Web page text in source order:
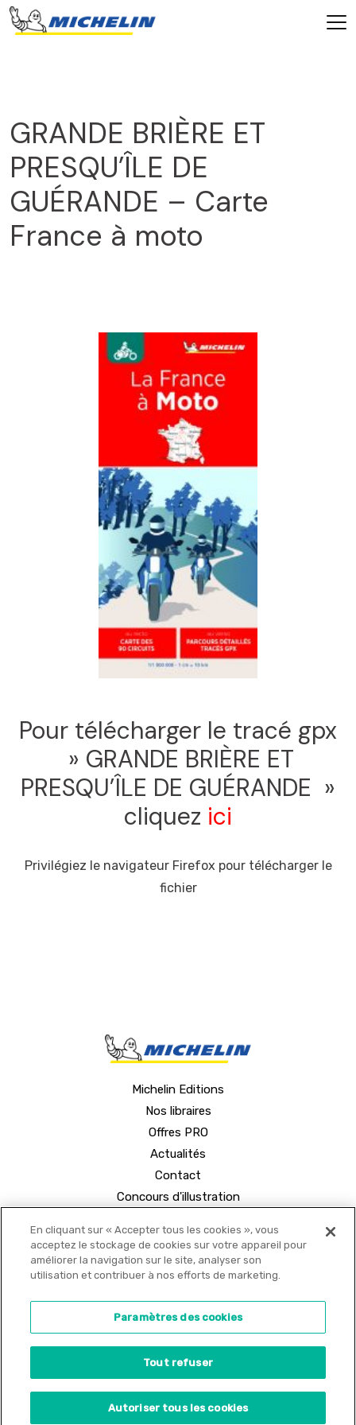
GRANDE BRIÈRE ET
PRESQU’ÎLE DE
GUÉRANDE – Carte
France à moto
Pour télécharger le tracé gpx
» GRANDE BRIÈRE ET
PRESQU’ÎLE DE GUÉRANDE »
cliquez ici
Privilégiez le navigateur Firefox pour télécharger le
fichier
Michelin Editions
Nos libraires
Offres PRO
Actualités
Contact
Concours d'illustration
•
Paramètres des cookies
En cliquant sur « Accepter tous les cookies », vous
acceptez le stockage de cookies sur votre appareil pour
améliorer la navigation sur le site, analyser son
utilisation et contribuer à nos efforts de marketing.
Paramètres des cookies
Tout refuser
Autoriser tous les cookies